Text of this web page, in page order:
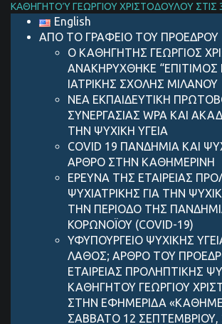
ΚΑΘΗΓΗΤΟΎ ΓΕΩΡΓΙΟΥ ΧΡΙΣΤΟΔΟΥΛΟΥ ΣΤΙΣ
English
ΑΠΟ ΤΟ ΓΡΑΦΕΙΟ ΤΟΥ ΠΡΟΕΔΡΟΥ
Ο ΚΑΘΗΓΗΤΗΣ ΓΕΩΡΓΙΟΣ
ΑΝΑΚΗΡΥΧΘΗΚΕ
ΙΑΤΡΙΚΗΣ ΣΧΟΛΗΣ ΜΙΛΑΝΟΥ
ΝΕΑ ΕΚΠΑΙΔΕΥΤΙΚΗ
ΣΥΝΕΡΓΑΣΙΑΣ WPA ΚΑΙ
ΤΗΝ ΨΥΧΙΚΗ ΥΓΕΙΑ
COVID 19 ΠΑΝΔΗΜIΑ ΚΑΙ
AΡΘΡΟ ΣΤΗΝ ΚΑΘΗΜΕΡΙΝH
ΕΡΕΥΝΑ ΤΗΣ ΕΤΑΙΡΕΙΑΣ
ΨΥΧΙΑΤΡΙΚΗΣ ΓΙΑ ΤΗΝ
ΤΗΝ ΠΕΡΙΟΔΟ ΤΗΣ
ΚΟΡΩΝΟΪΟΥ (COVID-19)
ΥΦΥΠΟΥΡΓΕΙΟ ΨΥΧΙΚΗΣ
ΛΑΘΟΣ; ΑΡΘΡΟ ΤΟΥ
ΕΤΑΙΡΕΙΑΣ ΠΡΟΛΗΠΤΙΚΗΣ
ΚΑΘΗΓΗΤΟΥ ΓΕΩΡΓΙΟΥ
ΣΤΗΝ ΕΦΗΜΕΡΙΔΑ
ΣΑΒΒΑΤΟ 12 ΣΕΠΤΕΜΒΡΙΟΥ,